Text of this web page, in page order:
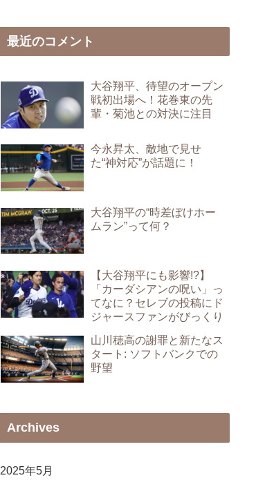
最近のコメント
大谷翔平、待望のオープン
戦初出場へ！花巻東の先
輩・菊池との対決に注目
今永昇太、敵地で見せ
た“神対応”が話題に！
大谷翔平の“時差ぼけホー
ムラン”って何？
【大谷翔平にも影響!?】
「カーダシアンの呪い」っ
てなに？セレブの投稿にド
ジャースファンがびっくり
山川穂高の謝罪と新たなス
タート: ソフトバンクでの
野望
Archives
2025年5月